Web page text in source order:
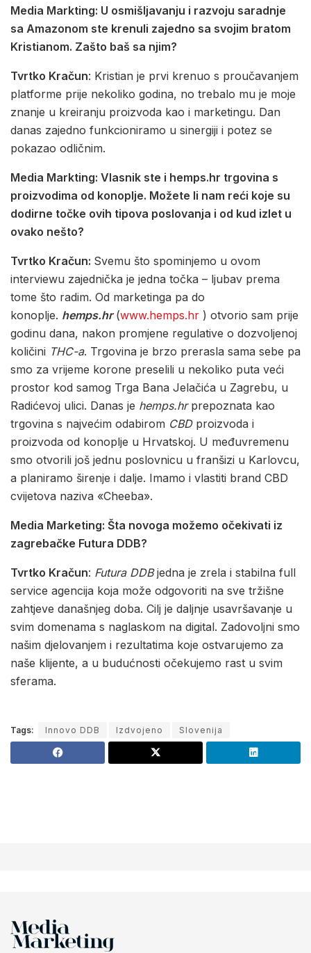
Media Markting: U osmišljavanju i razvoju saradnje
sa Amazonom ste krenuli zajedno sa svojim bratom
Kristianom. Zašto baš sa njim?
Tvrtko Kračun: Kristian je prvi krenuo s proučavanjem
platforme prije nekoliko godina, no trebalo mu je moje
znanje u kreiranju proizvoda kao i marketingu. Dan
danas zajedno funkcioniramo u sinergiji i potez se
pokazao odličnim.
Media Markting: Vlasnik ste i hemps.hr trgovina s
proizvodima od konoplje. Možete li nam reći koje su
dodirne točke ovih tipova poslovanja i od kud izlet u
ovako nešto?
Tvrtko Kračun: Svemu što spominjemo u ovom
interviewu zajednička je jedna točka – ljubav prema
tome što radim. Od marketinga pa do
konoplje. hemps.hr(www.hemps.hr ) otvorio sam prije
godinu dana, nakon promjene regulative o dozvoljenoj
količini THC-a. Trgovina je brzo prerasla sama sebe pa
smo za vrijeme korone preselili u nekoliko puta veći
prostor kod samog Trga Bana Jelačića u Zagrebu, u
Radićevoj ulici. Danas je hemps.hrprepoznata kao
trgovina s najvećim odabirom CBDproizvoda i
proizvoda od konoplje u Hrvatskoj. U međuvremenu
smo otvorili još jednu poslovnicu u franšizi u Karlovcu,
a planiramo širenje i dalje. Imamo i vlastiti brand CBD
cvijetova naziva «Cheeba».
Media Marketing: Šta novoga možemo očekivati iz
zagrebačke Futura DDB?
Tvrtko Kračun: Futura DDBjedna je zrela i stabilna full
service agencija koja može odgovoriti na sve tržišne
zahtjeve današnjeg doba. Cilj je daljnje usavršavanje u
svim domenama s naglaskom na digital. Zadovoljni smo
našim djelovanjem i rezultatima koje ostvarujemo za
naše klijente, a u budućnosti očekujemo rast u svim
sferama.
Tags: Innovo DDB Izdvojeno Slovenija